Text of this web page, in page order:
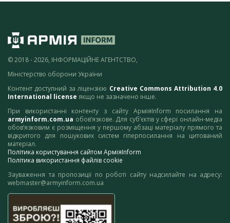
© 2018 - 2026, ІНФОРМАЦІЙНЕ АГЕНТСТВО,
Міністерство оборони України
Контент доступний за ліцензією Creative Commons Attribution 4.0
International license якщо не зазначено інше.
При використанні контенту з сайту АрміяInform посилання на
armyinform.com.ua обов’язкове. Для суб’єктів у сфері онлайн-медіа
обов’язковим є розміщення у першому абзаці матеріалу прямого та
відкритого для пошукових систем гіперпосилання на цитований
матеріал.
Політика користування сайтом АрміяInform
Політика використання файлів cookie
Зауваження та пропозиції по роботі сайту надсилайте на адресу:
webmaster@armyinform.com.ua